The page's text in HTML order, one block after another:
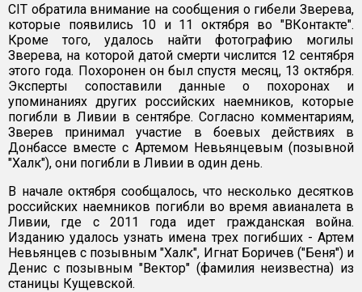
CIT обратила внимание на сообщения о гибели Зверева,
которые появились 10 и 11 октября во "ВКонтакте".
Кроме того, удалось найти фотографию могилы
Зверева, на которой датой смерти числится 12 сентября
этого года. Похоронен он был спустя месяц, 13 октября.
Эксперты сопоставили данные о похоронах и
упоминаниях других российских наемников, которые
погибли в Ливии в сентябре. Согласно комментариям,
Зверев принимал участие в боевых действиях в
Донбассе вместе с Артемом Невьянцевым (позывной
"Халк"), они погибли в Ливии в один день.
В начале октября сообщалось, что несколько десятков
российских наемников погибли во время авианалета в
Ливии, где с 2011 года идет гражданская война.
Изданию удалось узнать имена трех погибших - Артем
Невьянцев с позывным "Халк", Игнат Боричев ("Беня") и
Денис с позывным "Вектор" (фамилия неизвестна) из
станицы Кущевской.